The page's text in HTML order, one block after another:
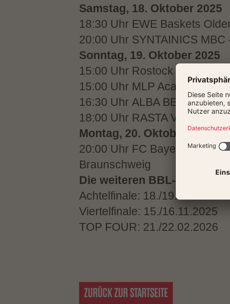
Samstag, 18. Oktober 2025
​18:30 Uhr EWE Baskets
20:00 Uhr SYNTAINICS MBC
Sonntag, 19. Oktober 2025
15:00 Uhr Rostock
15:00 Uhr MLP Academics
16:30 Uhr ALBA BERLIN -
18:00 Uhr ​RASTA VECHTA -
Montag, 20. Oktober 2025
20:00 Uhr FC Bayern
Braunschweig
Die weiteren BBL-Pokal-
Achtelfinale: 18./19./
Viertelfinale: 15./16.11.2025
TOP FOUR: 21./22.02.2026
ZURÜCK ZUR STARTSEITE